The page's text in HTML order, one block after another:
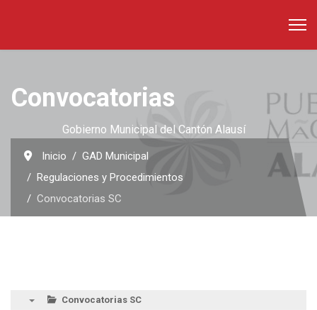
Convocatorias
Gobierno Municipal del Cantón Alausí
Inicio
GAD Municipal
Regulaciones y Procedimientos
Convocatorias SC
Convocatorias SC